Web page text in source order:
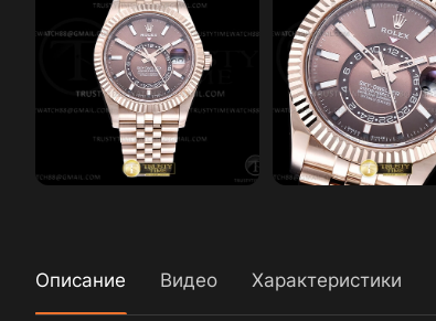
Описание Видео Характеристики